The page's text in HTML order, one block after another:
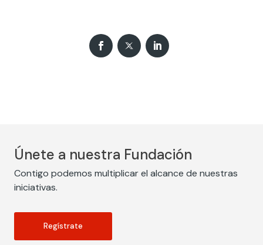
Únete a nuestra Fundación
Contigo podemos multiplicar el alcance de nuestras
iniciativas.
Regístrate